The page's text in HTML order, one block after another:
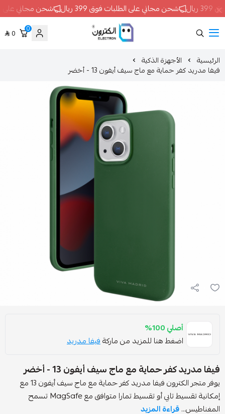
مجاني على الطلبات فوق 399 ريال شحن مجاني على الطلبات فوق 399 ريال
الأجهزة الذكية
مع ماج سيف أيفون 13 - أخضر
هنا للمزيد من ماركةفيفا مدريد
حماية مع ماج سيف أيفون 13 - أخضر
يوفر متجر الكترون فيفا مدريد كفر حماية مع ماج سيف أيفون 13 مع
إمكانية تقسيط تابي أو تقسيط تمارا متوافق مع MagSafe تسمح
قراءة المزيد